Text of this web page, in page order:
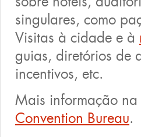
singulares, como
Visitas à cidade e à
guias, diretórios de
incentivos, etc.
Mais informação
Convention Bureau.